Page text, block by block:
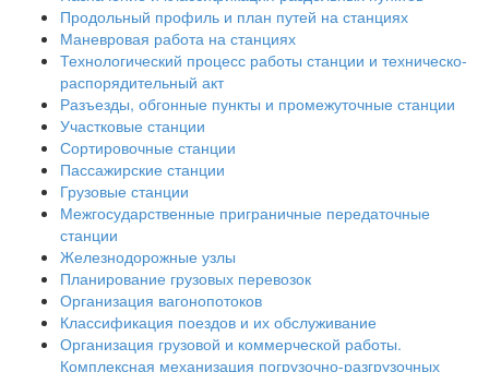
Продольный профиль и план путей на станциях
Маневровая работа на станциях
Технологический процесс работы станции и техническо-
распорядительный акт
Разъезды, обгонные пункты и промежуточные станции
Участковые станции
Сортировочные станции
Пассажирские станции
Грузовые станции
Межгосударственные приграничные передаточные
станции
Железнодорожные узлы
Планирование грузовых перевозок
Организация вагонопотоков
Классификация поездов и их обслуживание
Организация грузовой и коммерческой работы.
Комплексная механизация погрузочно-разгрузочных